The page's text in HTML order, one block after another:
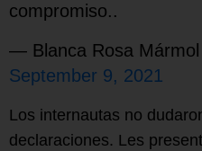
compromiso..
— Blanca Rosa Mármol
September 9, 2021
Los internautas no
declaraciones. Les